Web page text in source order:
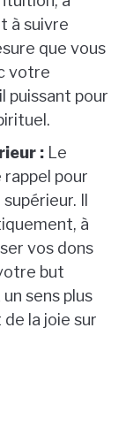
à suivre
que vous
votre
puissant pour
: Le
pour
Il
à
vos dons
but
sens plus
la joie sur